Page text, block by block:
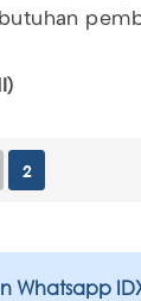
2
Whatsapp